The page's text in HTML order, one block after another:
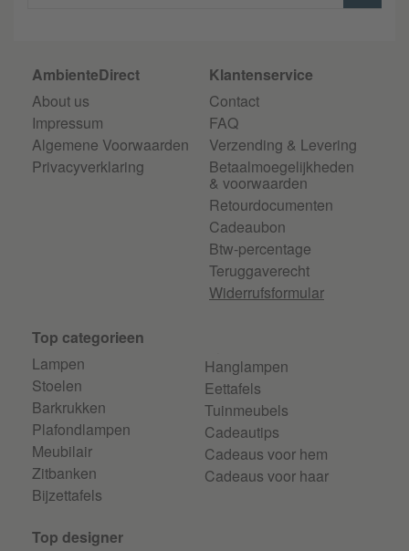
AmbienteDirect
About us
Impressum
Algemene Voorwaarden
Privacyverklaring
Klantenservice
Contact
FAQ
Verzending & Levering
Betaalmoegelijkheden
& voorwaarden
Retourdocumenten
Cadeaubon
Btw-percentage
Teruggaverecht
Widerrufsformular
Top categorieen
Lampen
Stoelen
Barkrukken
Plafondlampen
Meubilair
Zitbanken
Bijzettafels
Hanglampen
Eettafels
Tuinmeubels
Cadeautips
Cadeaus voor hem
Cadeaus voor haar
Top designer